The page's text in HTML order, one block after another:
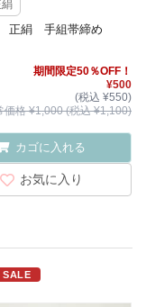
正絹 手組帯締め
期間限定50％OFF！
¥500
(税込 ¥550)
価格 ¥1,000 (税込 ¥1,100)
カゴに入れる
お気に入り
SALE